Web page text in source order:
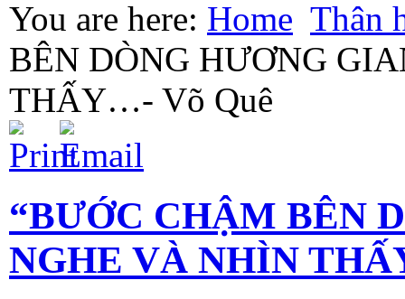
You are here: Home Thân
BÊN DÒNG HƯƠNG
THẤY…- Võ Quê
“BƯỚC CHẬM BÊN
NGHE VÀ NHÌN